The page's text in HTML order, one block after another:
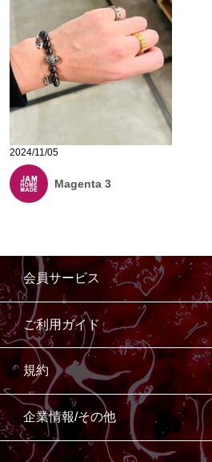
2024/11/05
Magenta 3
会員サービス
ご利用ガイド
規約
企業情報/その他